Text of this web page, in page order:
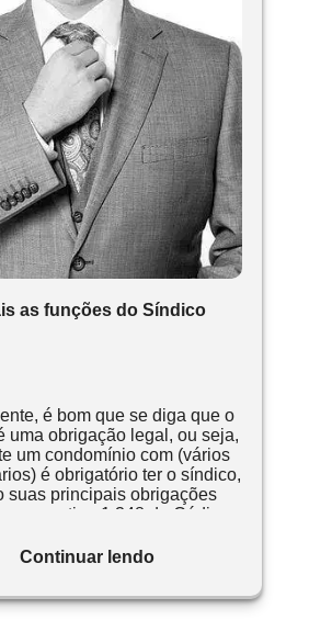
as funções do Síndico
é bom que se diga que o
uma obrigação legal, ou seja,
um condomínio com (vários
é obrigatório ter o síndico,
suas principais obrigações
ao artigo 1.348 do Código
Continuar lendo